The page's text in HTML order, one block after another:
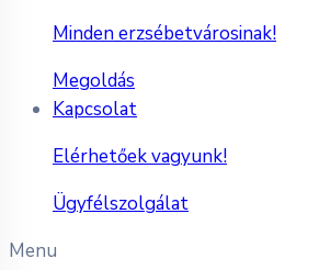
Minden erzsébetvárosinak!
Megoldás
Kapcsolat
Elérhetőek vagyunk!
Ügyfélszolgálat
Menu